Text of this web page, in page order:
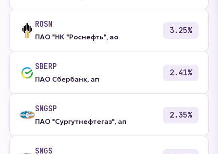
ROSN
ПАО "НК "Роснефть", ао
3.25%
SBERP
ПАО Сбербанк, ап
2.41%
SNGSP
ПАО "Сургутнефтегаз", ап
2.35%
SNGS